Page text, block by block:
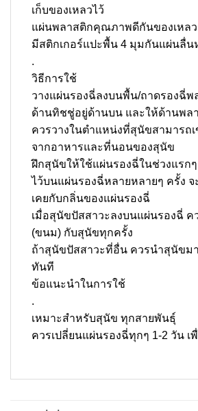
เก็บของเหลวไว้
แผ่นพลาสติกคุณภาพดีกันของเหล
มีสติกเกอร์แปะพื้น 4 มุมกันแผ่นลื่
.
วิธีการใช้
วางแผ่นรองฉี่ลงบนพื้น/ถาดรองฉี่พ
ด้านทิชชู่อยู่ด้านบน และให้ด้านพล
ควรวางในตำแหน่งที่สุนัขสามารถเ
จากอาหารและที่นอนของสุนัข
ฝึกสุนัขให้ใช้แผ่นรองฉี่ในช่วงแรก
ไว้บนแผ่นรองฉี่หลายหลายๆ ครั้ง
เคยกับกลิ่นของแผ่นรองฉี่
เมื่อสุนัขปัสสาวะลงบนแผ่นรองฉี่ ค
(ขนม) กับสุนัขทุกครั้ง
ถ้าสุนัขปัสสาวะที่อื่น ควรนำสุนัขม
ทันที
ข้อแนะนำในการใช้
.
เหมาะสำหรับสุนัข ทุกสายพันธุ์
ควรเปลี่ยนแผ่นรองฉี่ทุกๆ 1-2 วัน เ